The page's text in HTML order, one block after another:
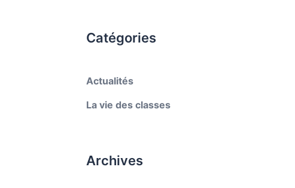
Catégories
Actualités
La vie des classes
Archives